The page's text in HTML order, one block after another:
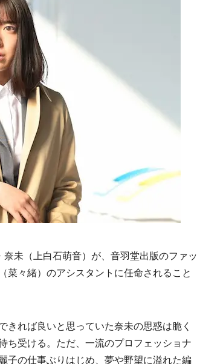
未（上白石萌音）が、音羽堂出版のファッ
菜々緒）のアシスタントに任命されること
れば良いと思っていた奈未の思惑は脆く
ち受ける。ただ、一流のプロフェッショナ
子の仕事ぶりはじめ、夢や野望に溢れた編